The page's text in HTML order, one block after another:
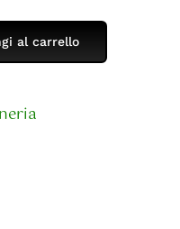
al carrello